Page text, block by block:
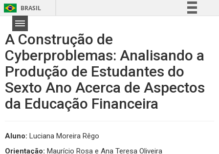
BRASIL
Participe
Acesso à informação
Legislação
Canais
A Construção de
Cyberproblemas: Analisando a
Produção de Estudantes do
Sexto Ano Acerca de Aspectos
da Educação Financeira
Aluno: Luciana Moreira Rêgo
Orientação: Maurício Rosa e Ana Teresa Oliveira